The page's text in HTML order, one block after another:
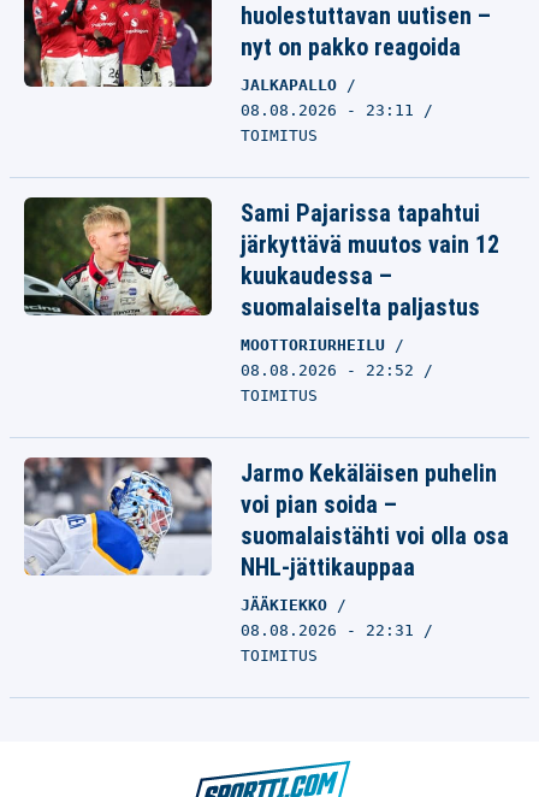
huolestuttavan uutisen –
nyt on pakko reagoida
JALKAPALLO
08.08.2026 - 23:11
TOIMITUS
Sami Pajarissa tapahtui
järkyttävä muutos vain 12
kuukaudessa –
suomalaiselta paljastus
MOOTTORIURHEILU
08.08.2026 - 22:52
TOIMITUS
Jarmo Kekäläisen puhelin
voi pian soida –
suomalaistähti voi olla osa
NHL-jättikauppaa
JÄÄKIEKKO
08.08.2026 - 22:31
TOIMITUS